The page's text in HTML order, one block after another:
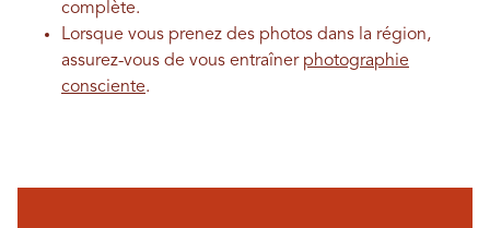
complète.
Lorsque vous prenez des photos dans la région,
assurez-vous de vous entraîner photographie
consciente.